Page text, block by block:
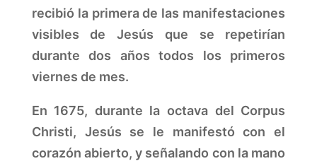
recibió la primera de las manifestaciones
visibles de Jesús que se repetirían
durante dos años todos los primeros
viernes de mes.
En 1675, durante la octava del Corpus
Christi, Jesús se le manifestó con el
corazón abierto, y señalando con la mano